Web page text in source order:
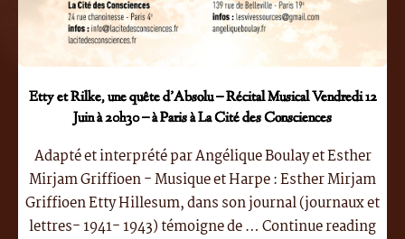
Cité
Etty et Rilke, une quête d’Absolu – Récital Musical Vendredi 12
Juin à 20h30 – à Paris à La Cité des Consciences
Adapté et interprété par Angélique Boulay et Esther
Mirjam Griffioen - Musique et Harpe : Esther Mirjam
Griffioen Etty Hillesum, dans son journal (journaux et
lettres- 1941- 1943) témoigne de … Continue reading